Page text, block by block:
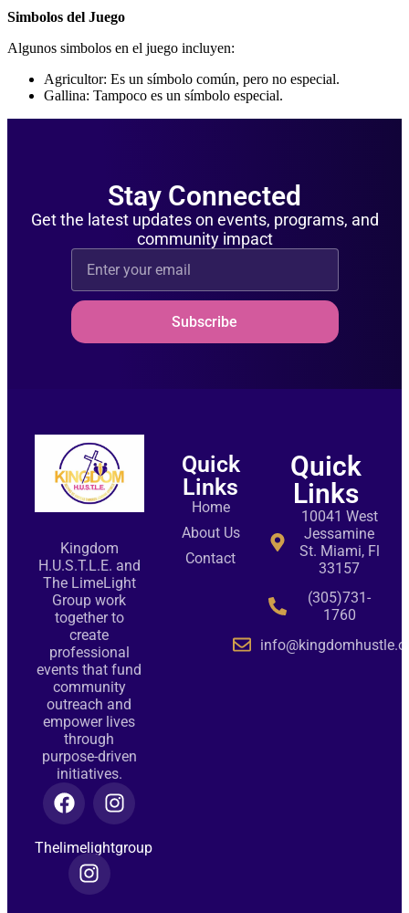
Simbolos del Juego
Algunos simbolos en el juego incluyen:
Agricultor: Es un símbolo común, pero no especial.
Gallina: Tampoco es un símbolo especial.
Stay Connected
Get the latest updates on events, programs, and
community impact
Subscribe
Kingdom
H.U.S.T.L.E. and
The LimeLight
Group work
together to
create
professional
events that fund
community
outreach and
empower lives
through
purpose-driven
initiatives.
Thelimelightgroup
Quick
Links
Home
About Us
Contact
Quick
Links
10041 West
Jessamine
St. Miami, Fl
33157
(305)731-
1760